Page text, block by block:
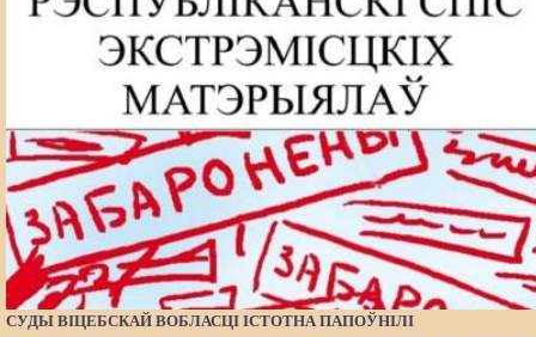
СУДЫ ВІЦЕБСКАЙ ВОБЛАСЦІ ІСТОТНА ПАПОЎНІЛІ